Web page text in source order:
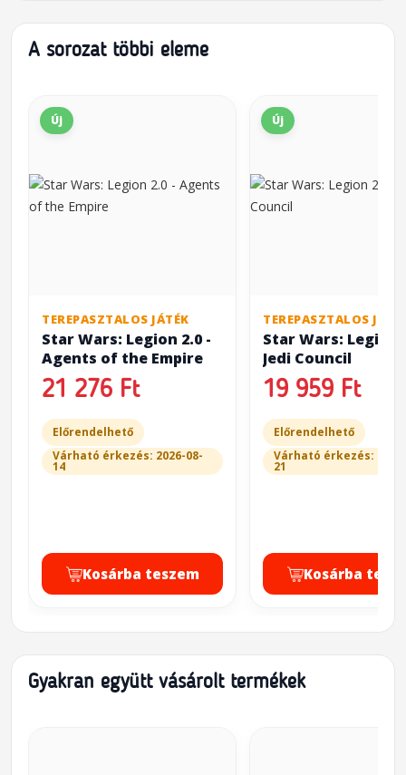
A sorozat többi eleme
Új
TEREPASZTALOS JÁTÉK
Star Wars: Legion 2.0 -
Agents of the Empire
21 276 Ft
Előrendelhető
Várható érkezés: 2026-08-
14
Kosárba teszem
Új
TEREPASZTALOS
Star Wars: Legion
Jedi Council
19 959 Ft
Előrendelhető
Várható érkezés:
21
Kosárba
Gyakran együtt vásárolt termékek